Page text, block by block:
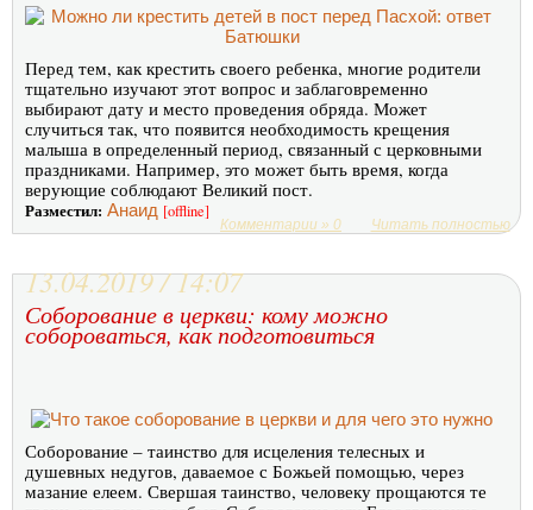
Перед тем, как крестить своего ребенка, многие родители
тщательно изучают этот вопрос и заблаговременно
выбирают дату и место проведения обряда. Может
случиться так, что появится необходимость крещения
малыша в определенный период, связанный с церковными
праздниками. Например, это может быть время, когда
верующие соблюдают Великий пост.
Разместил: Анаид [offline]
Комментарии » 0 Читать полностью
13.04.2019 / 14:07
Соборование в церкви: кому можно
собороваться, как подготовиться
Соборование – таинство для исцеления телесных и
душевных недугов, даваемое с Божьей помощью, через
мазание елеем. Свершая таинство, человеку прощаются те